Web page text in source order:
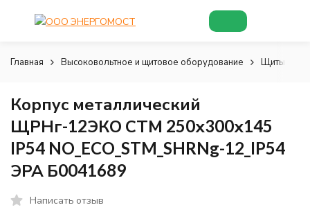
Главная Высоковольтное и щитовое оборудование Щиты и
Корпус металлический
ЩРНг-12ЭКО СТМ 250х300х145
IP54 NO_ECO_STM_SHRNg-12_IP54
ЭРА Б0041689
Написать отзыв